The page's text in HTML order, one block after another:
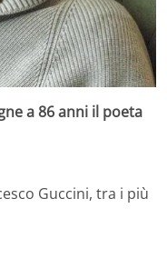
a 86 anni il poeta
Guccini, tra i più